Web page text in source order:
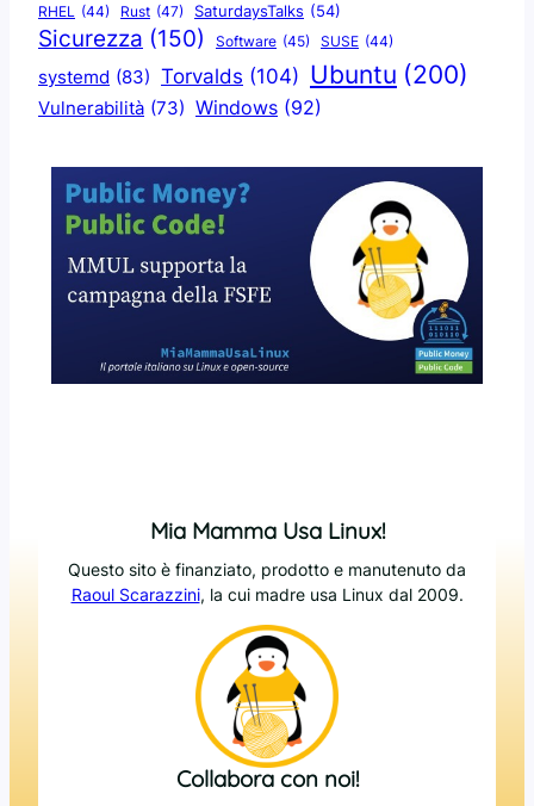
RHEL (44) Rust (47) SaturdaysTalks (54)
Sicurezza (150) Software (45) SUSE (44)
systemd (83) Torvalds (104) Ubuntu (200)
Vulnerabilità (73) Windows (92)
Mia Mamma Usa Linux!
Questo sito è finanziato, prodotto e manutenuto da
Raoul Scarazzini, la cui madre usa Linux dal 2009.
Collabora con noi!